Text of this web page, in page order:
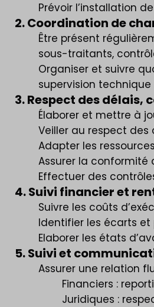
Prévoir l’installation
2. Coordination de
Être présent
sous-traitants,
Organiser et suivre
supervision technique
3. Respect des
Élaborer et mettre à
Veiller au respect
Adapter les
Assurer la conformité
Effectuer des
4. Suivi financier et
Suivre les coûts
Identifier les écarts
Elaborer les états
5. Suivi et
Assurer une relation
Financiers :
Juridiques :